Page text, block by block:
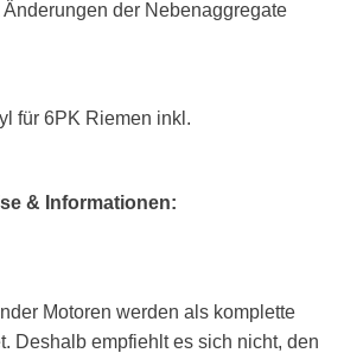
der Nebenaggregate
für 6PK Riemen inkl.
& Informationen:
Motoren werden als komplette
Deshalb empfiehlt es sich nicht, den